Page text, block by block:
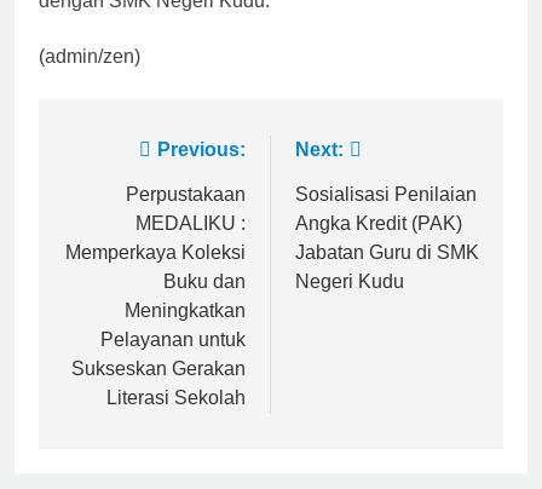
(admin/zen)
navigation
Previous:
Perpustakaan
MEDALIKU :
Memperkaya Koleksi
Buku dan
Meningkatkan
Pelayanan untuk
Sukseskan Gerakan
Literasi Sekolah
Next:
Sosialisasi Penilaian
Angka Kredit (PAK)
Jabatan Guru di SMK
Negeri Kudu